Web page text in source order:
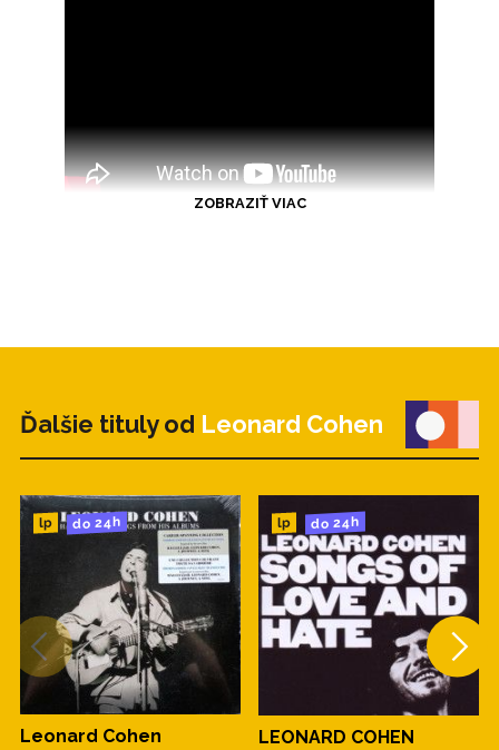
ZOBRAZIŤ VIAC
Ďalšie tituly od Leonard Cohen
lp do 24h
Leonard Cohen
lp do 24h
LEONARD COHEN